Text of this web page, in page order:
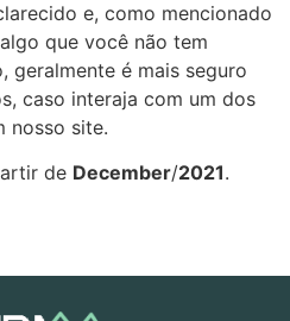
e, como mencionado
que você não tem
geralmente é mais seguro
caso interaja com um dos
nosso site.
de December/2021.